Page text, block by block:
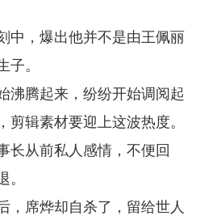
中，爆出他并不是由王佩丽
子。
沸腾起来，纷纷开始调阅起
剪辑素材要迎上这波热度。
长从前私人感情，不便回
。
，席烨却自杀了，留给世人